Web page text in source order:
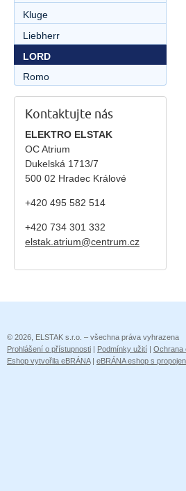
Kluge
Liebherr
LORD
Romo
Kontaktujte nás
ELEKTRO ELSTAK
OC Atrium
Dukelská 1713/7
500 02 Hradec Králové
+420 495 582 514
+420 734 301 332
elstak.atrium@centrum.cz
© 2026, ELSTAK s.r.o. – všechna práva vyhrazena
Prohlášení o přístupnosti | Podmínky užití | Ochrana
Eshop vytvořila eBRÁNA| eBRÁNA eshop s